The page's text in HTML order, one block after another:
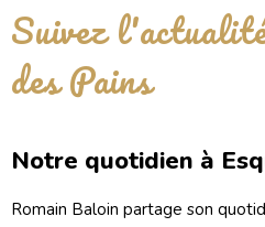
Suivez
des Pains
Notre quotidien à
Romain Baloin partage son